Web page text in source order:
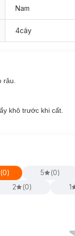
Nam
4cây
khô trước khi cất.
(0) 5 (0)
2
(0) 1